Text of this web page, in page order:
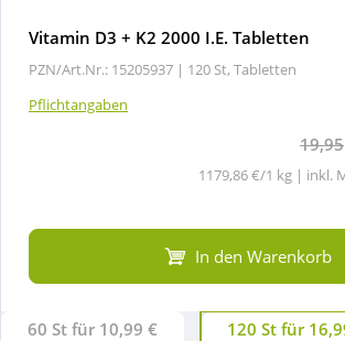
Vitamin D3 + K2 2000 I.E. Tabletten
PZN/Art.Nr.: 15205937 | 120 St, Tabletten
Pflichtangaben
19,95
1179,86 €/1 kg | inkl.
In den Warenkorb
60 St für 10,99 € 120 St für